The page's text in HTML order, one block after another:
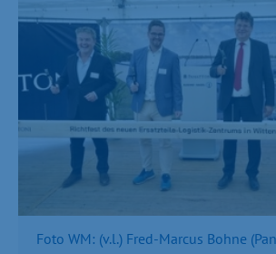
Foto WM: (v.l.) Fred-Marcus Bohne